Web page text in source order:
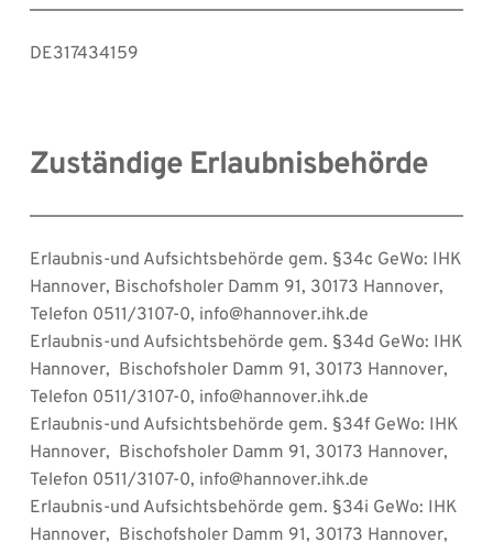
DE317434159
Zuständige Erlaubnisbehörde
Erlaubnis-und Aufsichtsbehörde gem. §34c GeWo: IHK
Hannover, Bischofsholer Damm 91, 30173 Hannover,
Telefon 0511/3107-0, info@hannover.ihk.de
Erlaubnis-und Aufsichtsbehörde gem. §34d GeWo: IHK
Hannover,  Bischofsholer Damm 91, 30173 Hannover,
Telefon 0511/3107-0, info@hannover.ihk.de
Erlaubnis-und Aufsichtsbehörde gem. §34f GeWo: IHK
Hannover,  Bischofsholer Damm 91, 30173 Hannover,
Telefon 0511/3107-0, info@hannover.ihk.de
Erlaubnis-und Aufsichtsbehörde gem. §34i GeWo: IHK
Hannover,  Bischofsholer Damm 91, 30173 Hannover,